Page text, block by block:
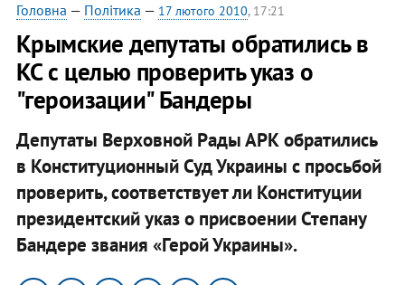
Головна — Політика — 17 лютого 2010, 17:21
Крымские депутаты обратились в
КС с целью проверить указ о
"героизации" Бандеры
Депутаты Верховной Рады АРК обратились
в Конституционный Суд Украины с просьбой
проверить, соответствует ли Конституции
президентский указ о присвоении Степану
Бандере звания «Герой Украины».